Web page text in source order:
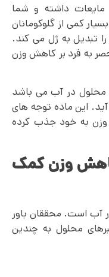
مایعات داشته و شما
کمی از گلوکومانان
تبدیل به ژل می کند.
به فرد بر کاهش وزن
محلول در آب می باشد
این ماده توجه های
وزن به خود جذب کرده
کاهش وزن کمک
آب است. محققان باور
محلول به چندین